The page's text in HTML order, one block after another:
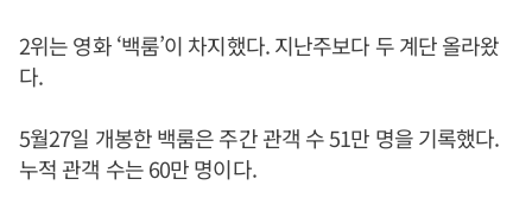
2위는 영화 ‘백룸’이 차지했다. 지난주보다 두 계단 올라왔
다.
5월27일 개봉한 백룸은 주간 관객 수 51만 명을 기록했다.
누적 관객 수는 60만 명이다.